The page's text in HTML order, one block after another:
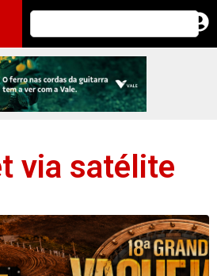
via satélite